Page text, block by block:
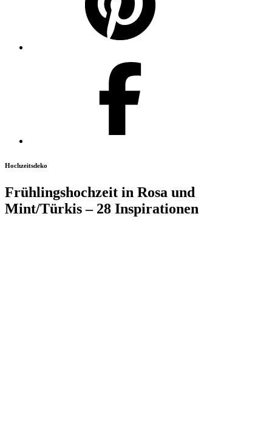
Hochzeitsdeko
Frühlingshochzeit in Rosa und
Mint/Türkis – 28 Inspirationen